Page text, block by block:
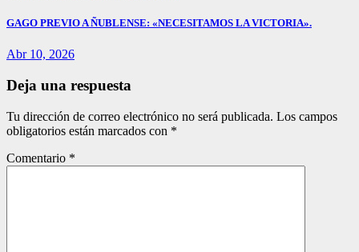
GAGO PREVIO A ÑUBLENSE: «NECESITAMOS LA VICTORIA».
Abr 10, 2026
Deja una respuesta
Tu dirección de correo electrónico no será publicada. Los campos
obligatorios están marcados con *
Comentario *